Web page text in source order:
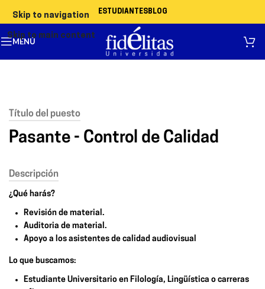
Skip to navigation
Skip to main content
ESTUDIANTESBLOG
MENÚ
Título del puesto
Pasante - Control de Calidad
Descripción
¿Qué harás?
Revisión de material.
Auditoria de material.
Apoyo a los asistentes de calidad audiovisual
Lo que buscamos:
Estudiante Universitario en Filología, Lingüística o carreras